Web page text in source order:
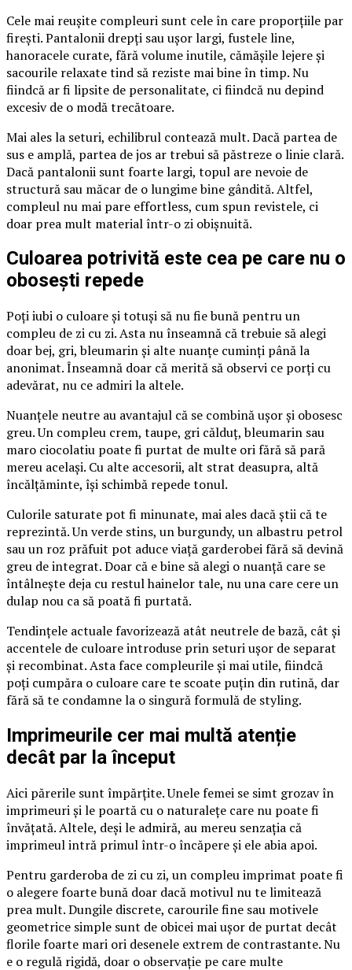
Cele mai reușite compleuri sunt cele în care proporțiile par
firești. Pantalonii drepți sau ușor largi, fustele line,
hanoracele curate, fără volume inutile, cămășile lejere și
sacourile relaxate tind să reziste mai bine în timp. Nu
fiindcă ar fi lipsite de personalitate, ci fiindcă nu depind
excesiv de o modă trecătoare.
Mai ales la seturi, echilibrul contează mult. Dacă partea de
sus e amplă, partea de jos ar trebui să păstreze o linie clară.
Dacă pantalonii sunt foarte largi, topul are nevoie de
structură sau măcar de o lungime bine gândită. Altfel,
compleul nu mai pare effortless, cum spun revistele, ci
doar prea mult material într-o zi obișnuită.
Culoarea potrivită este cea pe care nu o
obosești repede
Poți iubi o culoare și totuși să nu fie bună pentru un
compleu de zi cu zi. Asta nu înseamnă că trebuie să alegi
doar bej, gri, bleumarin și alte nuanțe cuminți până la
anonimat. Înseamnă doar că merită să observi ce porți cu
adevărat, nu ce admiri la altele.
Nuanțele neutre au avantajul că se combină ușor și obosesc
greu. Un compleu crem, taupe, gri călduț, bleumarin sau
maro ciocolatiu poate fi purtat de multe ori fără să pară
mereu același. Cu alte accesorii, alt strat deasupra, altă
încălțăminte, își schimbă repede tonul.
Culorile saturate pot fi minunate, mai ales dacă știi că te
reprezintă. Un verde stins, un burgundy, un albastru petrol
sau un roz prăfuit pot aduce viață garderobei fără să devină
greu de integrat. Doar că e bine să alegi o nuanță care se
întâlnește deja cu restul hainelor tale, nu una care cere un
dulap nou ca să poată fi purtată.
Tendințele actuale favorizează atât neutrele de bază, cât și
accentele de culoare introduse prin seturi ușor de separat
și recombinat. Asta face compleurile și mai utile, fiindcă
poți cumpăra o culoare care te scoate puțin din rutină, dar
fără să te condamne la o singură formulă de styling.
Imprimeurile cer mai multă atenție
decât par la început
Aici părerile sunt împărțite. Unele femei se simt grozav în
imprimeuri și le poartă cu o naturalețe care nu poate fi
învățată. Altele, deși le admiră, au mereu senzația că
imprimeul intră primul într-o încăpere și ele abia apoi.
Pentru garderoba de zi cu zi, un compleu imprimat poate fi
o alegere foarte bună doar dacă motivul nu te limitează
prea mult. Dungile discrete, carourile fine sau motivele
geometrice simple sunt de obicei mai ușor de purtat decât
florile foarte mari ori desenele extrem de contrastante. Nu
e o regulă rigidă, doar o observație pe care multe